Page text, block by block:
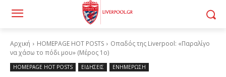
Αρχική HOMEPAGE HOT POSTS
Οπαδός της Liverpool: «Παραλίγο
να χάσω το πόδι μου» (Μέρος 1ο)
HOMEPAGE HOT POSTS ΕΙΔΗΣΕΙΣ ΕΝΗΜΕΡΩΣΗ